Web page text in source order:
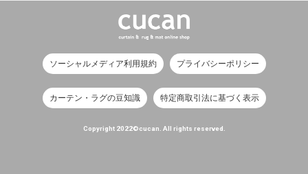
ソーシャルメディア利用規約 プライバシーポリシー
カーテン・ラグの豆知識 特定商取引法に基づく表示
Copyright 2022©cucan. All rights reserved.